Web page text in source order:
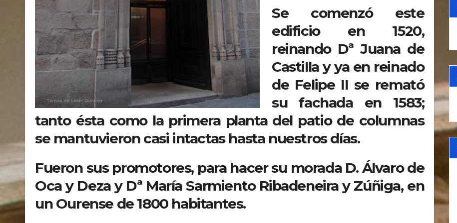
Se comenzó este
edificio en 1520,
reinando Dª Juana de
Castilla y ya en reinado
de Felipe II se remató
su fachada en 1583;
tanto ésta como la primera planta del patio de columnas
se mantuvieron casi intactas hasta nuestros días.
Fueron sus promotores, para hacer su morada D. Álvaro de
Oca y Deza y Dª María Sarmiento Ribadeneira y Zúñiga, en
un Ourense de 1800 habitantes.